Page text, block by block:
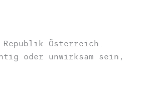
Österreich.
oder unwirksam sein,